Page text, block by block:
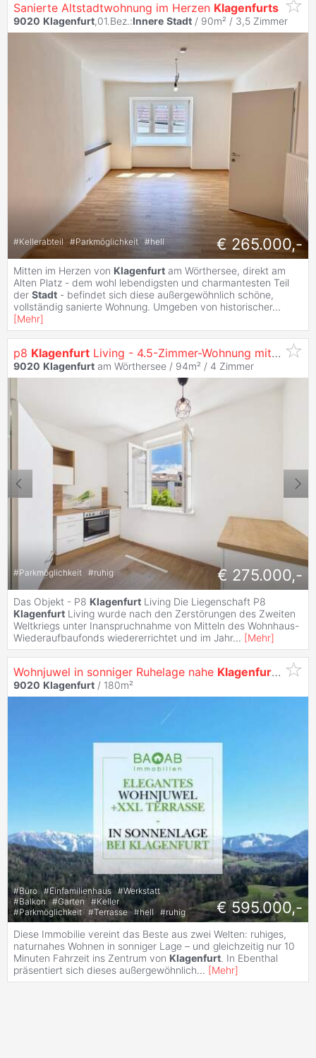
Sanierte Altstadtwohnung im Herzen Klagenfurts
9020 Klagenfurt,01.Bez.:Innere Stadt / 90m² / 3,5 Zimmer
#Kellerabteil #Parkmöglichkeit #hell € 265.000,-
Mitten im Herzen von Klagenfurt am Wörthersee, direkt am
Alten Platz - dem wohl lebendigsten und charmantesten Teil
der Stadt - befindet sich diese außergewöhnlich schöne,
vollständig sanierte Wohnung. Umgeben von historischer...
[Mehr]
p8 Klagenfurt Living - 4.5-Zimmer-Wohnung mit Klare Raumaufteilung in Zentraler Innenstadtlage
9020 Klagenfurt am Wörthersee / 94m² / 4 Zimmer
#Parkmöglichkeit #ruhig € 275.000,-
Das Objekt - P8 Klagenfurt Living Die Liegenschaft P8
Klagenfurt Living wurde nach den Zerstörungen des Zweiten
Weltkriegs unter Inanspruchnahme von Mitteln des Wohnhaus-
Wiederaufbaufonds wiedererrichtet und im Jahr... [Mehr]
Wohnjuwel in sonniger Ruhelage nahe Klagenfurt |
9020 Klagenfurt / 180m²
#Büro #Einfamilienhaus #Werkstatt
#Balkon #Garten #Keller
#Parkmöglichkeit #Terrasse #hell #ruhig € 595.000,-
Diese Immobilie vereint das Beste aus zwei Welten: ruhiges,
naturnahes Wohnen in sonniger Lage – und gleichzeitig nur 10
Minuten Fahrzeit ins Zentrum von Klagenfurt. In Ebenthal
präsentiert sich dieses außergewöhnlich... [Mehr]